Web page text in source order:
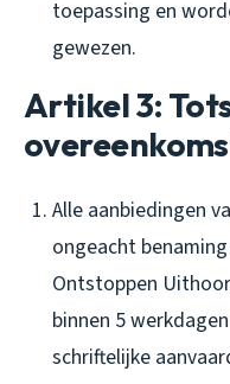
toepassing en
gewezen.
Artikel 3:
Alle aanbiedingen
ongeacht
Ontstoppen
binnen 5
schriftelijke